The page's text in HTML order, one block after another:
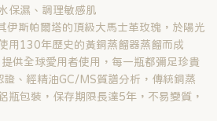
保濕、調理敏感肌
伊斯帕爾塔的頂級大馬士革玫瑰，於陽光
用130年歷史的黃銅蒸餾器蒸餾而成
供全球愛用者使用，每一瓶都彌足珍貴
、經精油GC/MS質譜分析，傳統銅蒸
瓶包裝，保存期限長達5年，不易變質，